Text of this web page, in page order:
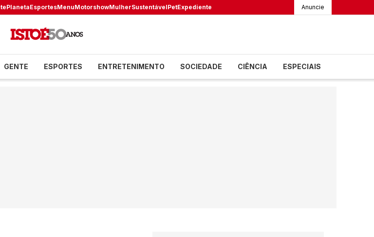
PlanetaEsportesMenuMotorshowMulherSustentávelPetExpediente Anuncie
GENTE ESPORTES ENTRETENIMENTO SOCIEDADE CIÊNCIA ESPECIAIS